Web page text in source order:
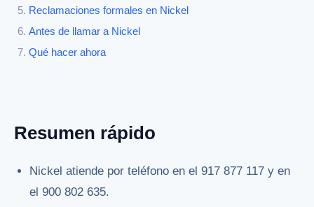
Reclamaciones formales en Nickel
Antes de llamar a Nickel
Qué hacer ahora
Resumen rápido
Nickel atiende por teléfono en el 917 877 117 y en
el 900 802 635.